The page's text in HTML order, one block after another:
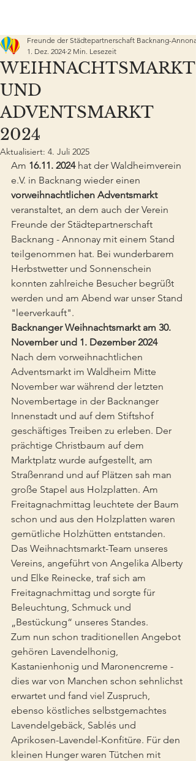
WEIHNACHTSMARKT
UND
ADVENTSMARKT
2024
Freunde der Städtepartnerschaft Backnang-
1. Dez. 2024 2 Min. Lesezeit
Aktualisiert: 4. Juli 2025
Am 16.11. 2024 hat der Waldheimverein
e.V. in Backnang wieder einen
vorweihnachtlichen Adventsmarkt
veranstaltet, an dem auch der Verein
Freunde der Städtepartnerschaft
Backnang - Annonay mit einem Stand
teilgenommen hat. Bei wunderbarem
Herbstwetter und Sonnenschein
konnten zahlreiche Besucher begrüßt
werden und am Abend war unser Stand
"leerverkauft".
Backnanger Weihnachtsmarkt am 30.
November und 1. Dezember 2024
Nach dem vorweihnachtlichen
Adventsmarkt im Waldheim Mitte
November war während der letzten
Novembertage in der Backnanger
Innenstadt und auf dem Stiftshof
geschäftiges Treiben zu erleben. Der
prächtige Christbaum auf dem
Marktplatz wurde aufgestellt, am
Straßenrand und auf Plätzen sah man
große Stapel aus Holzplatten. Am
Freitagnachmittag leuchtete der Baum
schon und aus den Holzplatten waren
gemütliche Holzhütten entstanden.
Das Weihnachtsmarkt-Team unseres
Vereins, angeführt von Angelika Alberty
und Elke Reinecke, traf sich am
Freitagnachmittag und sorgte für
Beleuchtung, Schmuck und
„Bestückung“ unseres Standes.
Zum nun schon traditionellen Angebot
gehören Lavendelhonig,
Kastanienhonig und Maronencreme -
dies war von Manchen schon sehnlichst
erwartet und fand viel Zuspruch,
ebenso köstliches selbstgemachtes
Lavendelgebäck, Sablés und
Aprikosen-Lavendel-Konfitüre. Für den
kleinen Hunger waren Tütchen mit